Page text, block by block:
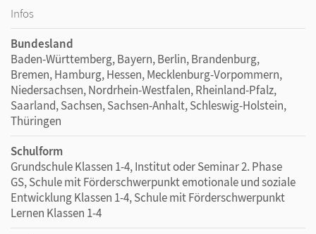
Infos
Bundesland
Baden-Württemberg, Bayern, Berlin, Brandenburg,
Bremen, Hamburg, Hessen, Mecklenburg-Vorpommern,
Niedersachsen, Nordrhein-Westfalen, Rheinland-Pfalz,
Saarland, Sachsen, Sachsen-Anhalt, Schleswig-Holstein,
Thüringen
Schulform
Grundschule Klassen 1-4, Institut oder Seminar 2. Phase
GS, Schule mit Förderschwerpunkt emotionale und soziale
Entwicklung Klassen 1-4, Schule mit Förderschwerpunkt
Lernen Klassen 1-4